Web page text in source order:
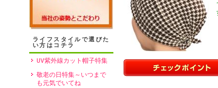
ライフスタイルで選びた
い方はコチラ
UV紫外線カット帽子特集
敬老の日特集～いつまで
も元気でいてね